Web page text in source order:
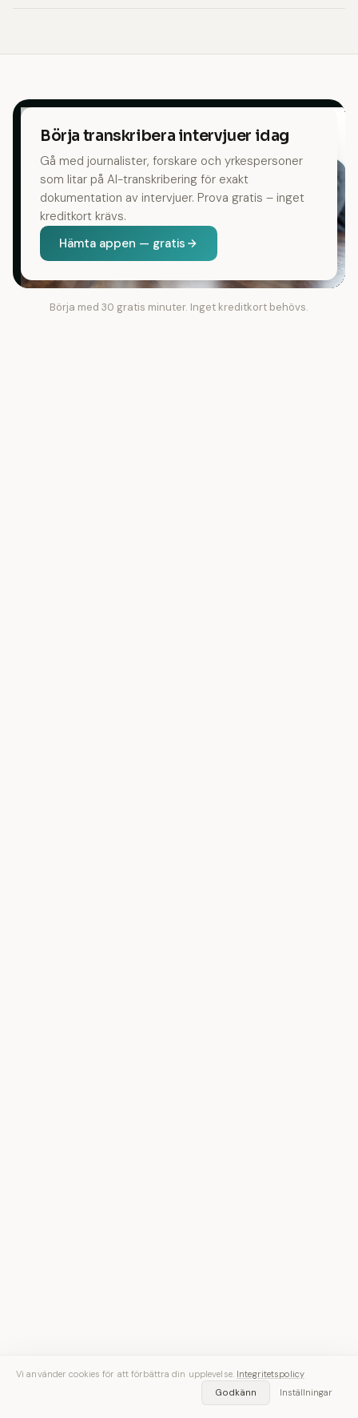
Börja transkribera intervjuer idag
Gå med journalister, forskare och yrkespersoner
som litar på AI-transkribering för exakt
dokumentation av intervjuer. Prova gratis – inget
kreditkort krävs.
Hämta appen — gratis
Börja med 30 gratis minuter. Inget kreditkort behövs.
Vi använder cookies för att förbättra din upplevelse. Integritetspolicy
Godkänn
Inställningar